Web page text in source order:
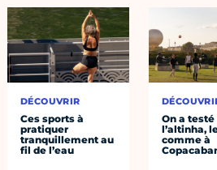
DÉCOUVRIR
Ces sports à
pratiquer
tranquillement au
fil de l’eau
On a testé
l’altinha,
comme à